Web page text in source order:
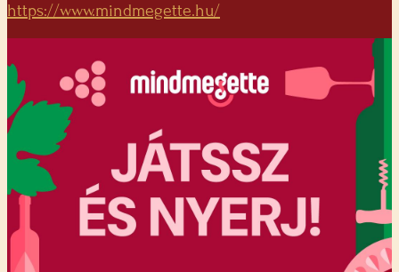
https://www.mindmegette.hu/